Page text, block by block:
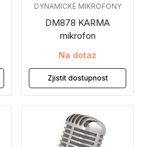
DM878 KARMA
mikrofon
DYNAMICKÉ MIKROFONY
Na dotaz
Zjistit dostupnost